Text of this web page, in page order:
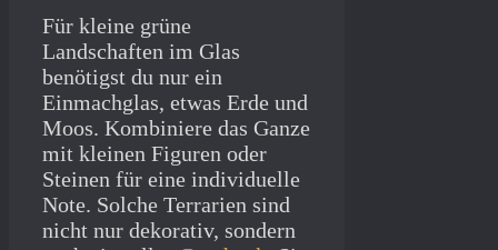
Für kleine grüne
Landschaften im Glas
benötigst du nur ein
Einmachglas, etwas Erde und
Moos. Kombiniere das Ganze
mit kleinen Figuren oder
Steinen für eine individuelle
Note. Solche Terrarien sind
nicht nur dekorativ, sondern